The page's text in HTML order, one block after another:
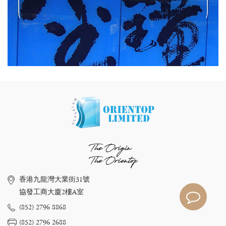
The Origin
The Orientop
香港九龍灣大業街31號
協發工商大廈2樓A室
(852) 2796 8868
(852) 2796 2688